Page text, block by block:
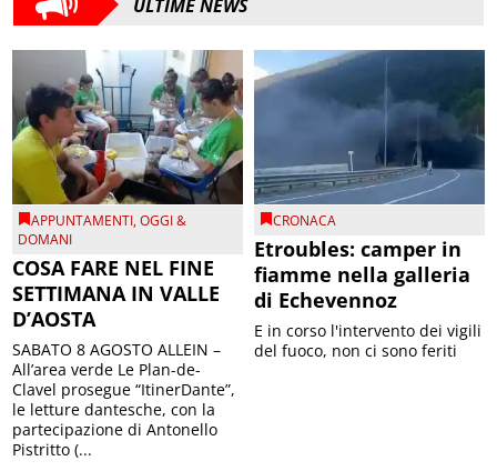
ULTIME NEWS
APPUNTAMENTI,OGGI &
DOMANI
COSA FARE NEL FINE
SETTIMANA IN VALLE
D’AOSTA
SABATO 8 AGOSTO ALLEIN –
All’area verde Le Plan-de-
Clavel prosegue “ItinerDante”,
le letture dantesche, con la
partecipazione di Antonello
Pistritto (...
CRONACA
Etroubles: camper in
fiamme nella galleria
di Echevennoz
E in corso l'intervento dei vigili
del fuoco, non ci sono feriti